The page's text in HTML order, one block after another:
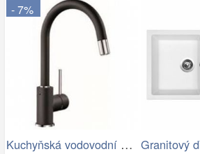
- 7%
Kuchyňská vodovodní baterie Blanco MIDA…